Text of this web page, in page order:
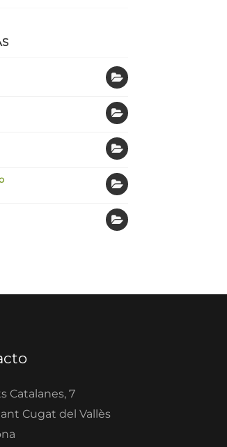
Catalanes, 7
Cugat del Vallès